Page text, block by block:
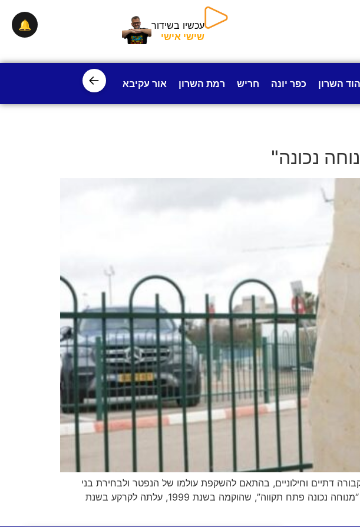
עכשיו בשידור
שישי אישי
הוד השרון כפר יונה חריש רמת השרון אור עקיבא פרדס חנה
←
נכונה"
כ-8,000 מקומות קבורה ומאפשר טקסי קבורה דתיים וחילוניים, בהתאם להשקפת עולמו של הנפטר ולבחירת בני
משפחתו. הסביבה הירוקה והשקטה בבית העלמין נועדה לאפשר פרידה מכבדת ורגישה. עמותת “מנוחה נכונה פתח תקווה”, שהוקמה בשנת 1999, עלתה לקרקע בשנת
🔔